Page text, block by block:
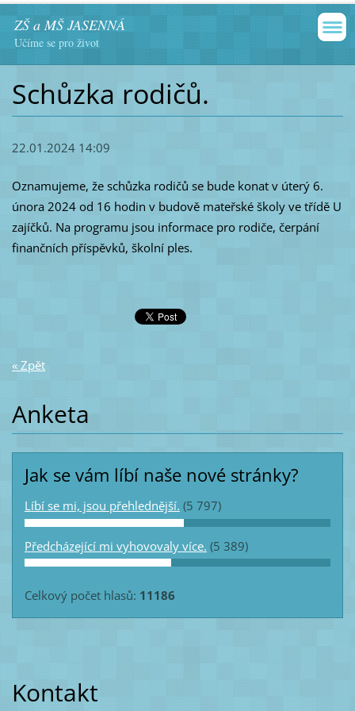
ZŠ a MŠ JASENNÁ
Učíme se pro život
Schůzka rodičů.
22.01.2024 14:09
Oznamujeme, že schůzka rodičů se bude konat v úterý 6.
února 2024 od 16 hodin v budově mateřské školy ve třídě U
zajíčků. Na programu jsou informace pro rodiče, čerpání
finančních příspěvků, školní ples.
« Zpět
Anketa
Jak se vám líbí naše nové stránky?
Líbí se mi, jsou přehlednější. (5 797)
Předcházející mi vyhovovaly více. (5 389)
Celkový počet hlasů: 11186
Kontakt